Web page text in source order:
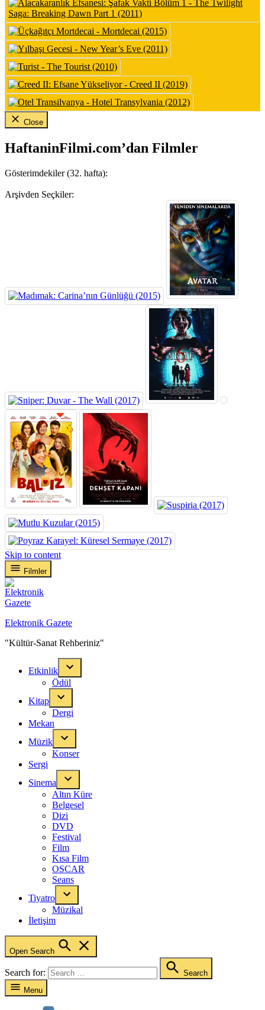
Close
HaftaninFilmi.com’dan Filmler
Gösterimdekiler (32. hafta):
Arşivden Seçkiler:
Skip to content
Filmler
Elektronik Gazete
"Kültür-Sanat Rehberiniz"
Etkinlik
Ödül
Kitap
Dergi
Mekan
Müzik
Konser
Sergi
Sinema
Altın Küre
Belgesel
Dizi
DVD
Festival
Film
Kısa Film
OSCAR
Seans
Tiyatro
Müzikal
İletişim
Open Search
Search for:
Search
Menu